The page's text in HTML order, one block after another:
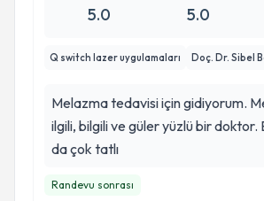
5.0 5.0
Q switch lazer uygulamaları Doç. Dr. Sibel
Melazma tedavisi için gidiyorum.
ilgili, bilgili ve güler yüzlü bir doktor.
da çok tatlı
Randevu sonrası